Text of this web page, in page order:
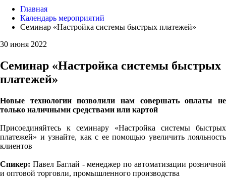
Главная
Календарь мероприятий
Семинар «Настройка системы быстрых платежей»
30 июня 2022
Семинар «Настройка системы быстрых
платежей»
Новые технологии позволили нам совершать оплаты не
только наличными средствами или картой
Присоединяйтесь к семинару «Настройка системы быстрых
платежей» и узнайте, как с ее помощью увеличить лояльность
клиентов
Спикер: Павел Баглай - менеджер по автоматизации розничной
и оптовой торговли, промышленного производства